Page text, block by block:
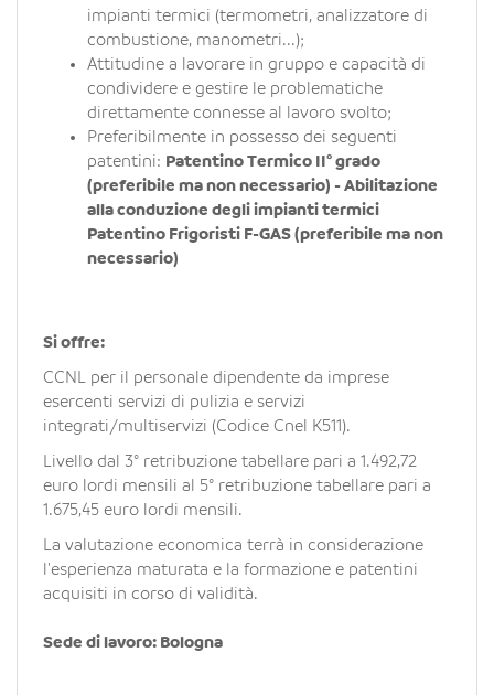
impianti termici (termometri, analizzatore di
combustione, manometri...);
Attitudine a lavorare in gruppo e capacità di
condividere e gestire le problematiche
direttamente connesse al lavoro svolto;
Preferibilmente in possesso dei seguenti
patentini: Patentino Termico II° grado
(preferibile ma non necessario) - Abilitazione
alla conduzione degli impianti termici
Patentino Frigoristi F-GAS (preferibile ma non
necessario)
Si offre:
CCNL per il personale dipendente da imprese
esercenti servizi di pulizia e servizi
integrati/multiservizi (Codice Cnel K511).
Livello dal 3° retribuzione tabellare pari a 1.492,72
euro lordi mensili al 5° retribuzione tabellare pari a
1.675,45 euro lordi mensili.
La valutazione economica terrà in considerazione
l'esperienza maturata e la formazione e patentini
acquisiti in corso di validità.
Sede di lavoro: Bologna